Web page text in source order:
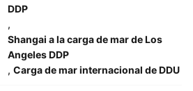
DDP
,
Shangai a la carga de mar de Los
Angeles DDP
, Carga de mar internacional de DDU